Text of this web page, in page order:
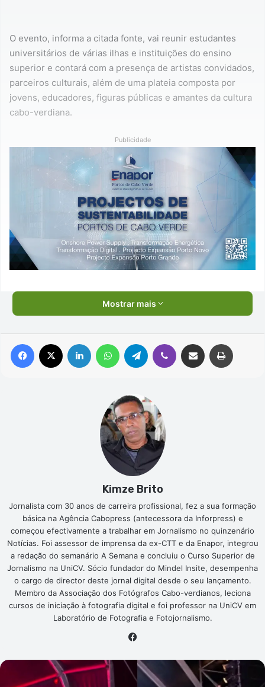
O evento, informa a citada fonte, vai reunir estudantes
universitários de várias ilhas e instituições do ensino
superior e contará com a presença de artistas convidados,
parceiros culturais, além de uma plateia composta por
jovens, educadores, figuras públicas e amantes da cultura
cabo-verdiana.
Publicidade
Mostrar mais
Facebook Linkedin WhatsAppTelegram Viber Compartilhar via e-mail
Kimze Brito
Jornalista com 30 anos de carreira profissional, fez a sua formação
básica na Agência Cabopress (antecessora da Inforpress) e
começou efectivamente a trabalhar em Jornalismo no quinzenário
Notícias. Foi assessor de imprensa da ex-CTT e da Enapor, integrou
a redação do semanário A Semana e concluiu o Curso Superior de
Jornalismo na UniCV. Sócio fundador do Mindel Insite, desempenha
o cargo de director deste jornal digital desde o seu lançamento.
Membro da Associação dos Fotógrafos Cabo-verdianos, leciona
cursos de iniciação à fotografia digital e foi professor na UniCV em
Laboratório de Fotografia e Fotojornalismo.